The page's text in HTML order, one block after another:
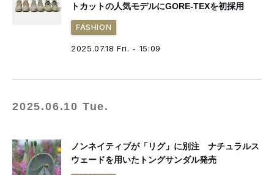
トカットの人気モデルにGORE-TEXを初採用
FASHION
2025.07.18 Fri. - 15:09
2025.06.10 Tue.
ノンネイティブが「リグ」に別注 ナチュラルス
ウェードを用いたトングサンダル発売